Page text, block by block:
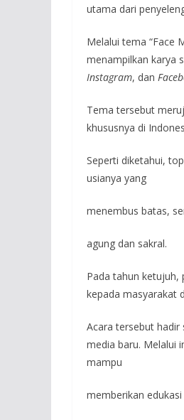
utama dari
Melalui tema “Face
menampilkan karya
Instagram, dan
Tema tersebut
khususnya di
Seperti diketahui,
usianya yang
menembus batas,
agung dan sakral.
Pada tahun ketujuh,
kepada masyarakat
Acara tersebut
media baru. Melalui
mampu
memberikan